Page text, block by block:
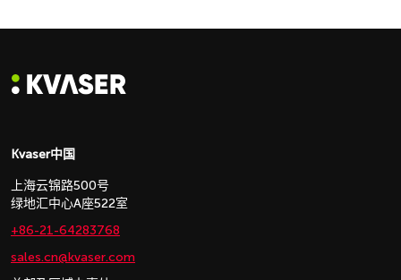
Kvaser中国
上海云锦路500号
绿地汇中心A座522室
+86-21-64283768
sales.cn@kvaser.com